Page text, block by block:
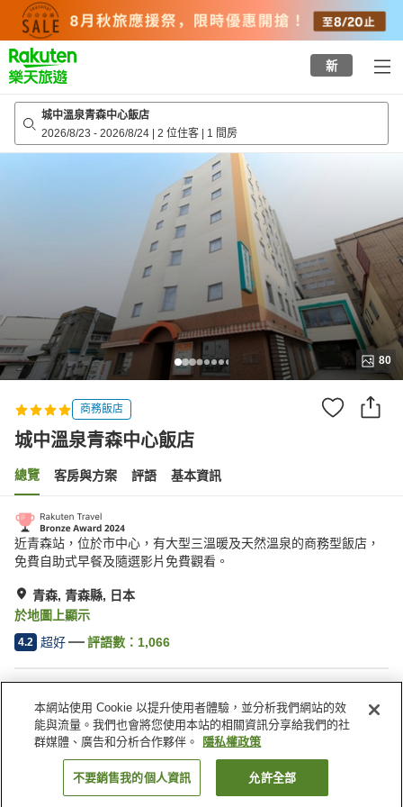
top
page
新
城中溫泉青森中心飯店
2026/8/23 - 2026/8/24 | 2 位住客 | 1 間房
80
商務飯店
城中溫泉青森中心飯店
總覽 客房與方案 評語 基本資訊
近青森站，位於市中心，有大型三溫暖及天然溫泉的商務型飯店，
免費自助式早餐及隨選影片免費觀看。
青森, 青森縣, 日本
於地圖上顯示
4.2 超好 評語數： 1,066
無線網路
館內有溫泉
指定吸菸區
自動販賣機
日本 青森縣 青森 城中溫泉青森中心飯店
找客房
本網站使用 Cookie 以提升使用者體驗，並分析我們網站的效
能與流量。我們也會將您使用本站的相關資訊分享給我們的社
群媒體、廣告和分析合作夥伴。
隱私權政策
不要銷售我的個人資訊 允許全部